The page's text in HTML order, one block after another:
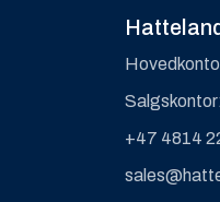
+47 4814